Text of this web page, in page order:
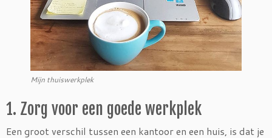
Mijn thuiswerkplek
1. Zorg voor een goede werkplek
Een groot verschil tussen een kantoor en een huis, is dat je